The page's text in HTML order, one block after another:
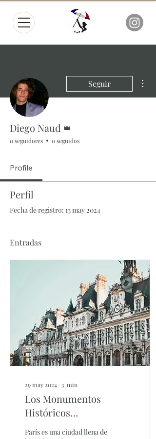
Seguir
Diego Naud
0 seguidores 0 seguidos
Profile
Perfil
Fecha de registro: 13 may 2024
Entradas
29 may 2024 ∙ 3 min
Los Monumentos
Históricos
Imprescindibles de
París es una ciudad llena de